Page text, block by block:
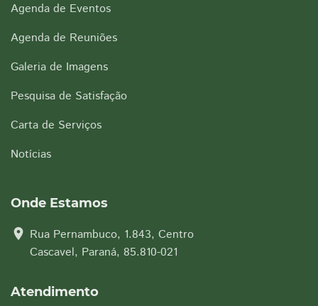
Agenda de Eventos
Agenda de Reuniões
Galeria de Imagens
Pesquisa de Satisfação
Carta de Serviços
Notícias
Onde Estamos
location_on Rua Pernambuco, 1.843, Centro
Cascavel, Paraná, 85.810-021
Atendimento